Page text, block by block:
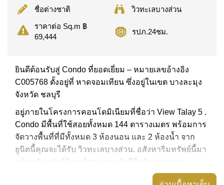
ชื่อต่างชาติ
วิวทะเลบางส่วน
ราคาต่อ Sq.m ฿
69,444
รปภ.24ชม.
ยินดีต้อนรับสู่ Condo ที่ยอดเยี่ยม – หมายเลขอ้างอิง
C005768 ตั้งอยู่ที่ หาดจอมเทียน ซึ่งอยู่ในเขต บางละมุง
จังหวัด ชลบุรี
อยู่ภายในโครงการคอนโดมิเนียมที่ชื่อว่า View Talay 5 .
Condo มีพื้นที่ใช้สอยทั้งหมด 144 ตารางเมตร พร้อมการ
จัดวางพื้นที่ที่มีทั้งหมด 3 ห้องนอน และ 2 ห้องน้ำ จาก
ยูนิตนี้คุณจะได้รับ วิวทะเลบางส่วน. อสังหาริมทรัพย์นี้มา
พร้อมกับ เฟอร์นิเจอร์ครบ และยังมีสิ่งอำนวยความ
สะดวก ได้แก่ ห้องหัวมุม, มีระเบียง, เครื่องปรับอากาศ